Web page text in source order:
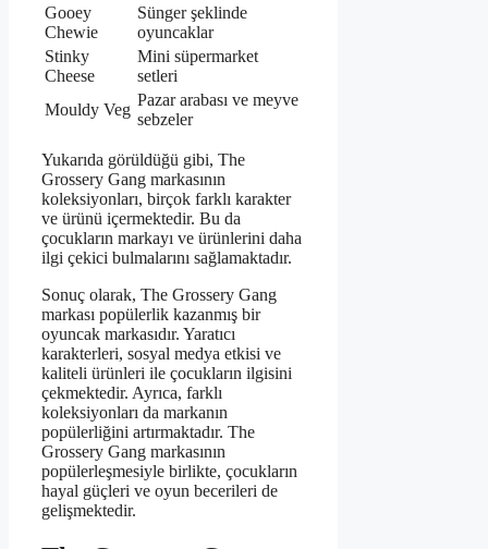
Gooey
Chewie
Sünger şeklinde
oyuncaklar
Stinky
Cheese
Mini süpermarket
setleri
Mouldy Veg
Pazar arabası ve meyve
sebzeler
Yukarıda görüldüğü gibi, The
Grossery Gang markasının
koleksiyonları, birçok farklı karakter
ve ürünü içermektedir. Bu da
çocukların markayı ve ürünlerini daha
ilgi çekici bulmalarını sağlamaktadır.
Sonuç olarak, The Grossery Gang
markası popülerlik kazanmış bir
oyuncak markasıdır. Yaratıcı
karakterleri, sosyal medya etkisi ve
kaliteli ürünleri ile çocukların ilgisini
çekmektedir. Ayrıca, farklı
koleksiyonları da markanın
popülerliğini artırmaktadır. The
Grossery Gang markasının
popülerleşmesiyle birlikte, çocukların
hayal güçleri ve oyun becerileri de
gelişmektedir.